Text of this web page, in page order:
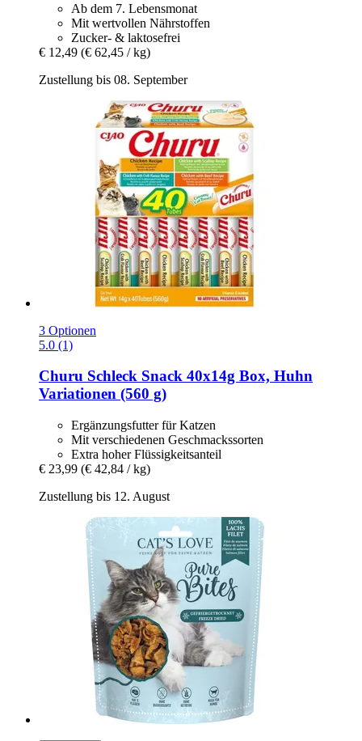
Ab dem 7. Lebensmonat
Mit wertvollen Nährstoffen
Zucker- & laktosefrei
€ 12,49 (€ 62,45 / kg)
Zustellung bis 08. September
3 Optionen
5.0 (1)
Churu Schleck Snack 40x14g Box, Huhn
Variationen (560 g)
Ergänzungsfutter für Katzen
Mit verschiedenen Geschmackssorten
Extra hoher Flüssigkeitsanteil
€ 23,99 (€ 42,84 / kg)
Zustellung bis 12. August